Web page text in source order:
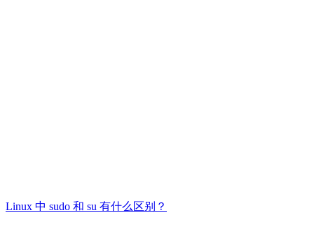
Linux 中 sudo 和 su 有什么区别？